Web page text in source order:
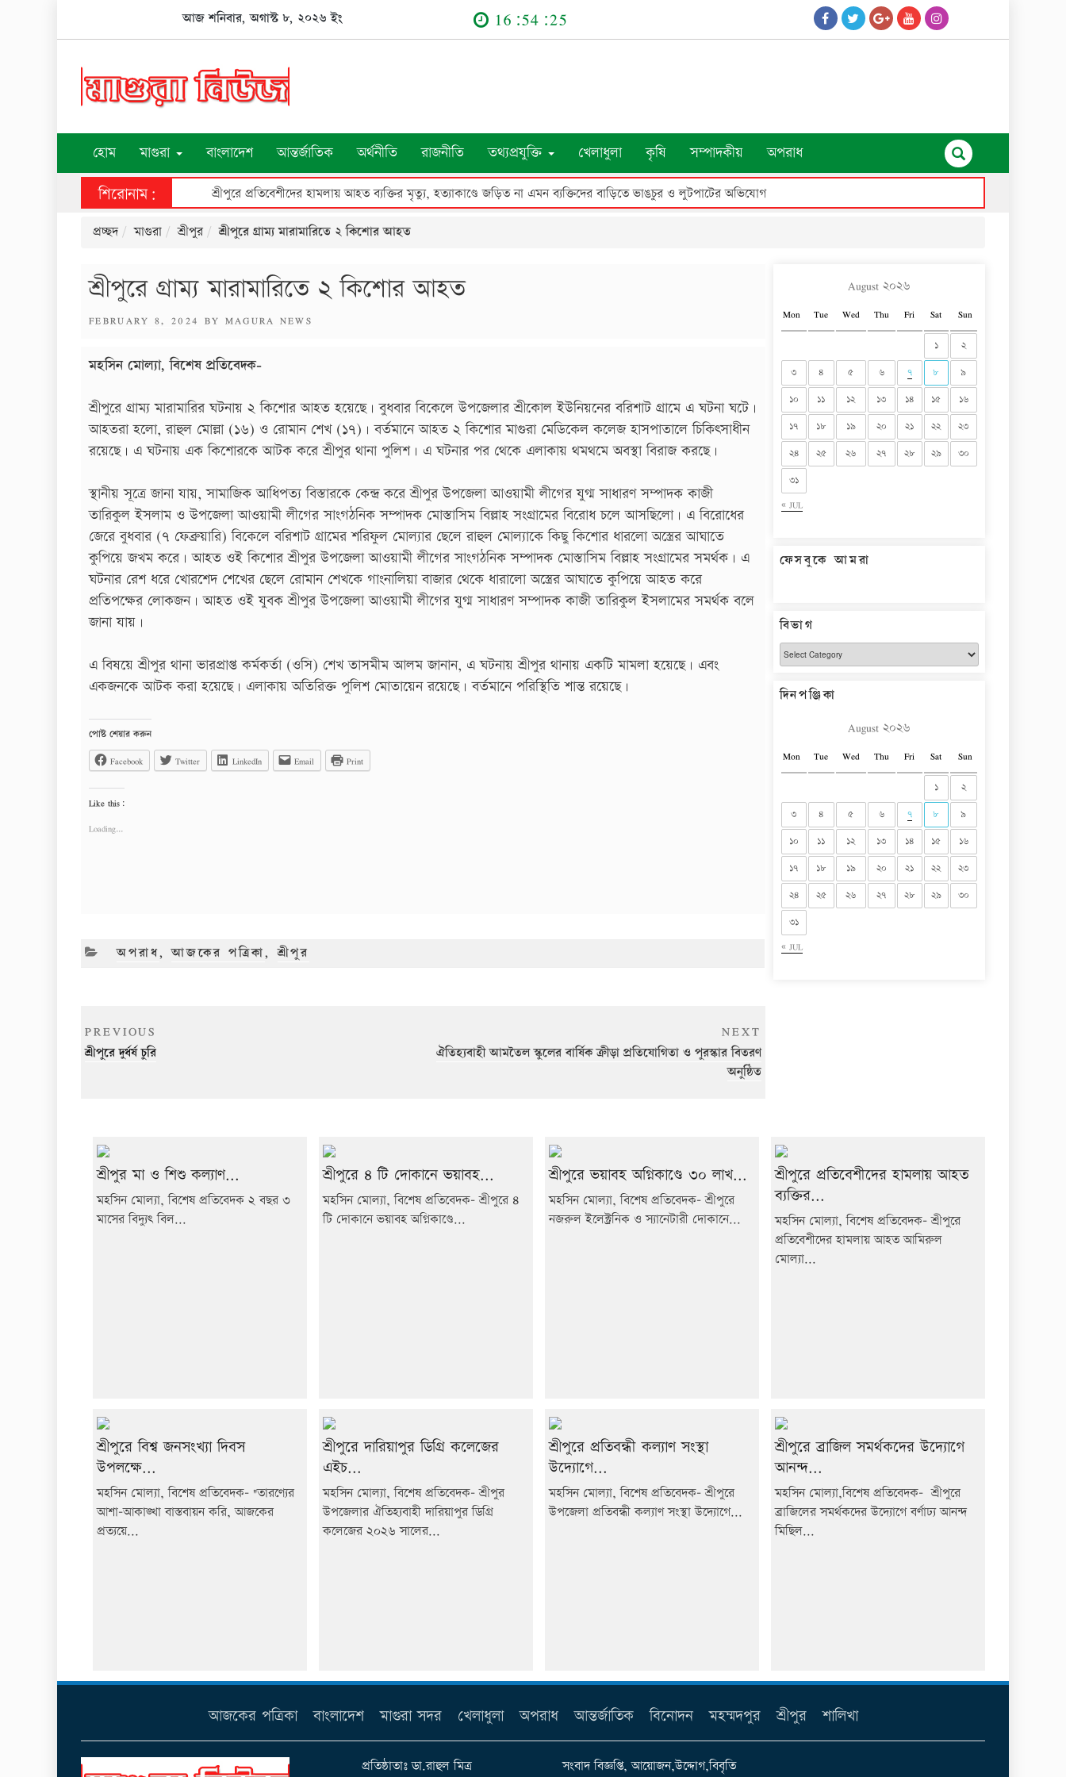
আজ শনিবার, অগাস্ট ৮, ২০২৬ ইং 16:54:26
হোম মাগুরা বাংলাদেশ আন্তর্জাতিক অর্থনীতি রাজনীতি তথ্যপ্রযুক্তি খেলাধুলা কৃষি সম্পাদকীয় অপরাধ
শিরোনাম: শ্রীপুরে প্রতিবেশীদের হামলায় আহত ব্যক্তির মৃত্যু, হত্যাকাণ্ডে জড়িত না এমন ব্যক্তিদের বাড়িতে ভাঙচুর ও লুটপাটের অভিযোগ
প্রচ্ছদ মাগুরা শ্রীপুর শ্রীপুরে গ্রাম্য মারামারিতে ২ কিশোর আহত
শ্রীপুরে গ্রাম্য মারামারিতে ২ কিশোর আহত
POSTED
FEBRUARY 8, 2024 BY MAGURA NEWS
মহসিন মোল্যা, বিশেষ প্রতিবেদক-
শ্রীপুরে গ্রাম্য মারামারির ঘটনায় ২ কিশোর আহত হয়েছে। বুধবার বিকেলে উপজেলার শ্রীকোল ইউনিয়নের বরিশাট গ্রামে এ ঘটনা ঘটে।
আহতরা হলো, রাহুল মোল্লা (১৬) ও রোমান শেখ (১৭)। বর্তমানে আহত ২ কিশোর মাগুরা মেডিকেল কলেজ হাসপাতালে চিকিৎসাধীন
রয়েছে। এ ঘটনায় এক কিশোরকে আটক করে শ্রীপুর থানা পুলিশ। এ ঘটনার পর থেকে এলাকায় থমথমে অবস্থা বিরাজ করছে।
স্থানীয় সূত্রে জানা যায়, সামাজিক আধিপত্য বিস্তারকে কেন্দ্র করে শ্রীপুর উপজেলা আওয়ামী লীগের যুগ্ম সাধারণ সম্পাদক কাজী
তারিকুল ইসলাম ও উপজেলা আওয়ামী লীগের সাংগঠনিক সম্পাদক মোস্তাসিম বিল্লাহ সংগ্রামের বিরোধ চলে আসছিলো। এ বিরোধের
জেরে বুধবার (৭ ফেব্রুয়ারি) বিকেলে বরিশাট গ্রামের শরিফুল মোল্যার ছেলে রাহুল মোল্যাকে কিছু কিশোর ধারলো অস্ত্রের আঘাতে
কুপিয়ে জখম করে। আহত ওই কিশোর শ্রীপুর উপজেলা আওয়ামী লীগের সাংগঠনিক সম্পাদক মোস্তাসিম বিল্লাহ সংগ্রামের সমর্থক। এ
ঘটনার রেশ ধরে খোরশেদ শেখের ছেলে রোমান শেখকে গাংনালিয়া বাজার থেকে ধারালো অস্ত্রের আঘাতে কুপিয়ে আহত করে
প্রতিপক্ষের লোকজন। আহত ওই যুবক শ্রীপুর উপজেলা আওয়ামী লীগের যুগ্ম সাধারণ সম্পাদক কাজী তারিকুল ইসলামের সমর্থক বলে
জানা যায়।
এ বিষয়ে শ্রীপুর থানা ভারপ্রাপ্ত কর্মকর্তা (ওসি) শেখ তাসমীম আলম জানান, এ ঘটনায় শ্রীপুর থানায় একটি মামলা হয়েছে। এবং
একজনকে আটক করা হয়েছে। এলাকায় অতিরিক্ত পুলিশ মোতায়েন রয়েছে। বর্তমানে পরিস্থিতি শান্ত রয়েছে।
পোষ্ট শেয়ার করুন
Facebook
Twitter LinkedIn Email Print
Like this:
Loading...
CATEGORIES
অপরাধ,আজকের পত্রিকা,শ্রীপুর
Post
navigation
Previous
Post
PREVIOUS
শ্রীপুরে দুর্ধর্ষ চুরি
Post
NEXT
ঐতিহ্যবাহী আমতৈল স্কুলের বার্ষিক ক্রীড়া প্রতিযোগিতা ও পুরস্কার বিতরণ
অনুষ্ঠিত
August ২০২৬
Mon Tue Wed Thu Fri Sat Sun
« JUL
১
২
৩
৪ ৫ ৬ ৭ ৮
৯
১০
১১ ১২ ১৩ ১৪ ১৫
১৬
১৭
১৮ ১৯ ২০ ২১ ২২
২৩
২৪
২৫ ২৬ ২৭ ২৮ ২৯
৩০
৩১
ফেসবুকে আমরা
বিভাগ
বিভাগ
দিনপঞ্জিকা
August ২০২৬
Mon Tue Wed Thu Fri Sat Sun
« JUL
১
২
৩
৪ ৫ ৬ ৭ ৮
৯
১০
১১ ১২ ১৩ ১৪ ১৫
১৬
১৭
১৮ ১৯ ২০ ২১ ২২
২৩
২৪
২৫ ২৬ ২৭ ২৮ ২৯
৩০
৩১
শ্রীপুর মা ও শিশু কল্যাণ...
মহসিন মোল্যা, বিশেষ প্রতিবেদক ২ বছর ৩
মাসের বিদ্যুৎ বিল...
শ্রীপুরে ৪ টি দোকানে ভয়াবহ...
মহসিন মোল্যা, বিশেষ প্রতিবেদক- শ্রীপুরে ৪
টি দোকানে ভয়াবহ অগ্নিকাণ্ডে...
শ্রীপুরে ভয়াবহ অগ্নিকাণ্ডে ৩০ লাখ...
মহসিন মোল্যা, বিশেষ প্রতিবেদক- শ্রীপুরে
নজরুল ইলেক্ট্রনিক ও স্যানেটারী দোকানে...
শ্রীপুরে প্রতিবেশীদের হামলায় আহত
ব্যক্তির...
মহসিন মোল্যা, বিশেষ প্রতিবেদক- শ্রীপুরে
প্রতিবেশীদের হামলায় আহত আমিরুল
মোল্যা...
শ্রীপুরে বিশ্ব জনসংখ্যা দিবস
উপলক্ষে...
মহসিন মোল্যা, বিশেষ প্রতিবেদক- "তারণ্যের
আশা-আকাঙ্খা বাস্তবায়ন করি, আজকের
প্রত্যয়ে...
শ্রীপুরে দারিয়াপুর ডিগ্রি কলেজের
এইচ...
মহসিন মোল্যা, বিশেষ প্রতিবেদক- শ্রীপুর
উপজেলার ঐতিহ্যবাহী দারিয়াপুর ডিগ্রি
কলেজের ২০২৬ সালের...
শ্রীপুরে প্রতিবন্ধী কল্যাণ সংস্থা
উদ্যোগে...
মহসিন মোল্যা, বিশেষ প্রতিবেদক- শ্রীপুরে
উপজেলা প্রতিবন্ধী কল্যাণ সংস্থা উদ্যোগে...
শ্রীপুরে ব্রাজিল সমর্থকদের উদ্যোগে
আনন্দ...
মহসিন মোল্যা,বিশেষ প্রতিবেদক- শ্রীপুরে
ব্রাজিলের সমর্থকদের উদ্যোগে বর্ণাঢ্য আনন্দ
মিছিল...
আজকের পত্রিকা বাংলাদেশ মাগুরা সদর খেলাধুলা অপরাধ আন্তর্জাতিক বিনোদন মহম্মদপুর শ্রীপুর শালিখা
প্রতিষ্ঠাতাঃ ডা.রাহুল মিত্র
সংবাদ বিজ্ঞপ্তি, আয়োজন,উদ্দোগ,বিবৃতি